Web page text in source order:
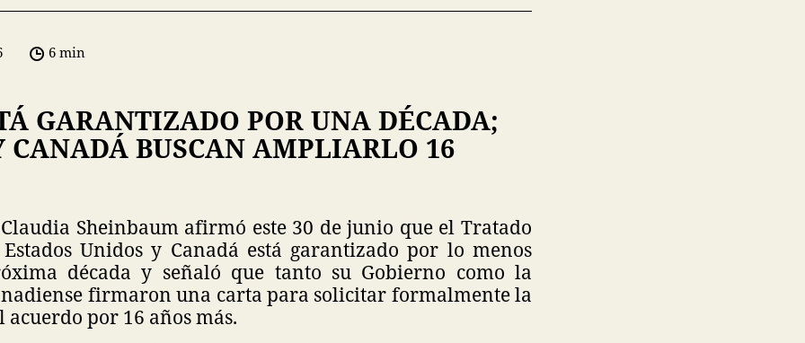
6 min
GARANTIZADO POR UNA DÉCADA;
CANADÁ BUSCAN AMPLIARLO 16
Sheinbaum afirmó este 30 de junio que el Tratado
Unidos y Canadá está garantizado por lo menos
década y señaló que tanto su Gobierno como la
firmaron una carta para solicitar formalmente la
por 16 años más.